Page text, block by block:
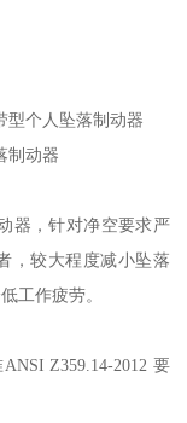
型个人坠落制动器
制动器
器，针对净空要求严
，较大程度减小坠落
工作疲劳。
Z359.14-2012 要